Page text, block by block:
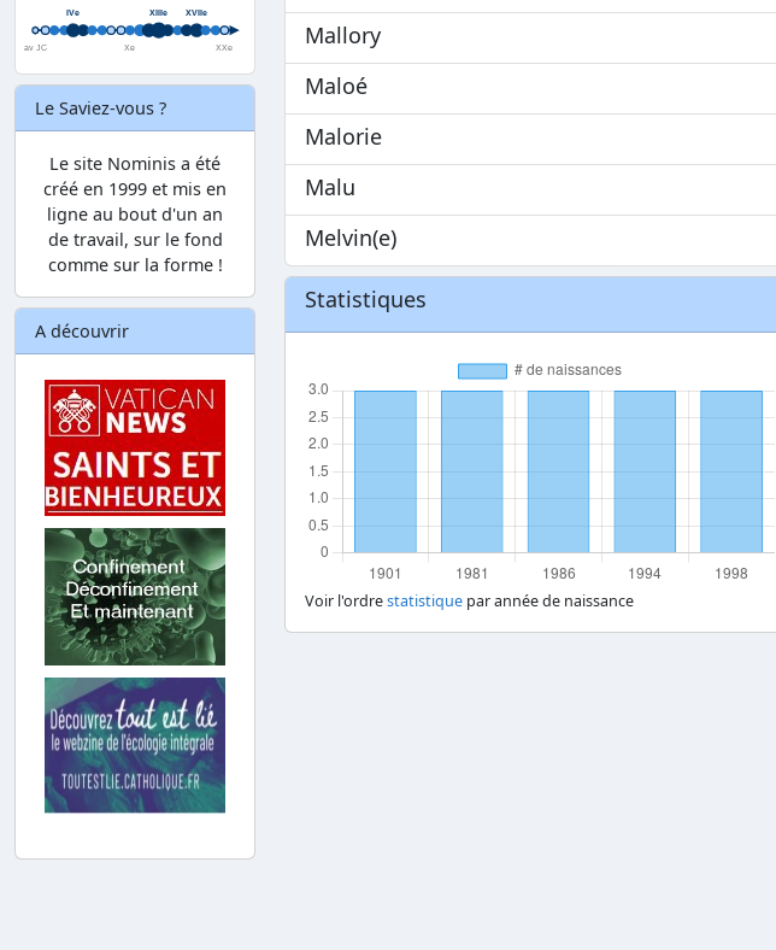
Le Saviez-vous ?
Le site Nominis a été
créé en 1999 et mis en
ligne au bout d'un an
de travail, sur le fond
comme sur la forme !
A découvrir
Mallory
Maloé
Malorie
Malu
Melvin(e)
Statistiques
Voir l'ordrestatistique par année de naissance